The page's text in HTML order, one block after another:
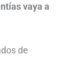
vaya a
de